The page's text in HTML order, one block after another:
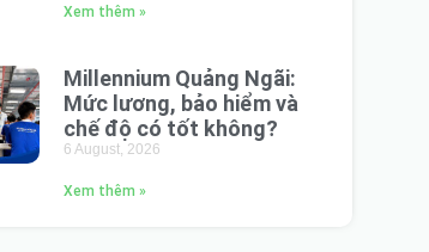
Xem thêm »
Millennium Quảng Ngãi:
Mức lương, bảo hiểm và
chế độ có tốt không?
6 August, 2026
Xem thêm »